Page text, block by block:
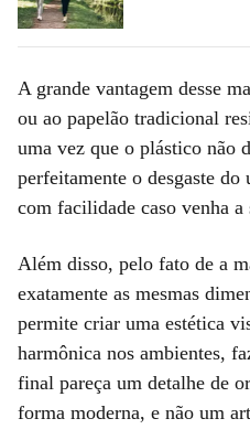
A grande vantagem desse
ou ao papelão tradicional
uma vez que o plástico não
perfeitamente o desgaste
com facilidade caso venha a
Além disso, pelo fato de a
exatamente as mesmas
permite criar uma estética
harmônica nos ambientes,
final pareça um detalhe de
forma moderna, e não um